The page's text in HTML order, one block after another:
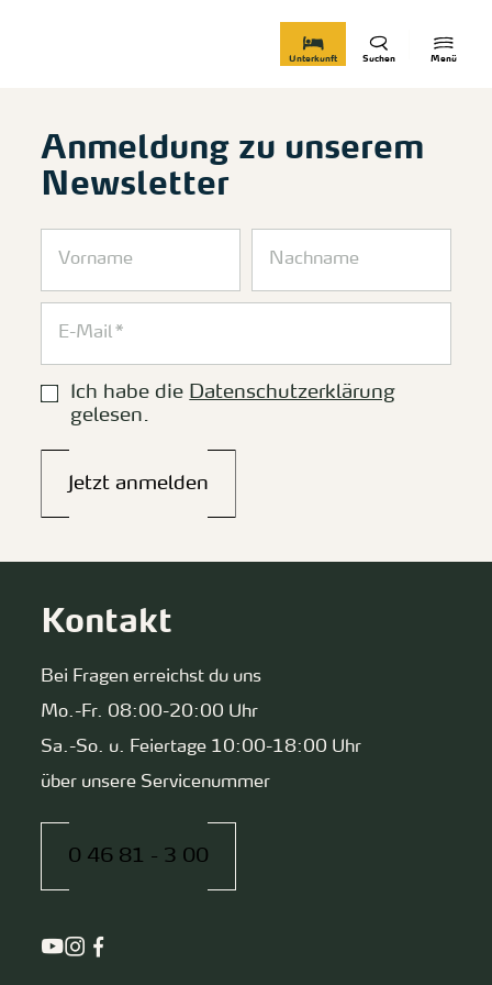
Menü
Suchen
Unterkunft
Anmeldung zu unserem
Newsletter
Ich habe die Datenschutzerklärung
gelesen.
Jetzt anmelden
Kontakt
Bei Fragen erreichst du uns
Mo.-Fr. 08:00-20:00 Uhr
Sa.-So. u. Feiertage 10:00-18:00 Uhr
über unsere Servicenummer
0 46 81 - 3 00